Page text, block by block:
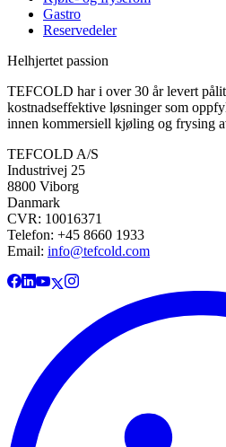
Gastro
Reservedeler
Helhjertet passion
TEFCOLD har i over 30 år levert
kostnadseffektive løsninger som
innen kommersiell kjøling og frysing
TEFCOLD A/S
Industrivej 25
8800 Viborg
Danmark
CVR: 10016371
Telefon: +45 8660 1933
Email: info@tefcold.com